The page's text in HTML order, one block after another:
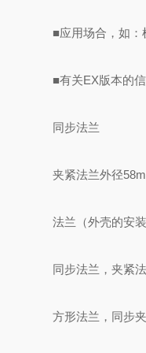
■应用场合，如
■有关EX版本的
同步法兰
夹紧法兰外径
法兰（外壳的安装
同步法兰，夹紧
方形法兰，同步